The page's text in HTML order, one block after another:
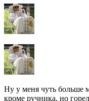
Ну у меня чуть больше
кроме ручника, но